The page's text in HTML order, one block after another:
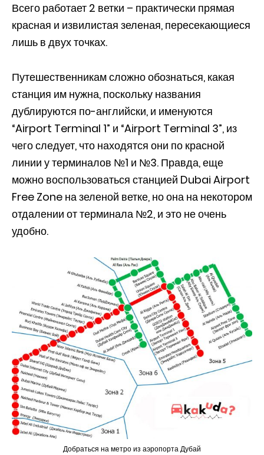
Всего работает 2 ветки – практически прямая
красная и извилистая зеленая, пересекающиеся
лишь в двух точках.
Путешественникам сложно обознаться, какая
станция им нужна, поскольку названия
дублируются по-английски, и именуются
“Airport Terminal 1” и “Airport Terminal 3”, из
чего следует, что находятся они по красной
линии у терминалов №1 и №3. Правда, еще
можно воспользоваться станцией Dubai Airport
Free Zone на зеленой ветке, но она на некотором
отдалении от терминала №2, и это не очень
удобно.
Добраться на метро из аэропорта Дубай